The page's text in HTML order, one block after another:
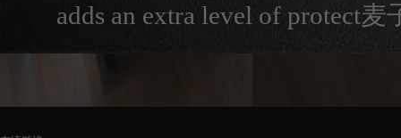
adds an extra level of protect